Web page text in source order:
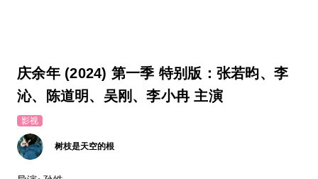
庆余年 (2024) 第一季 特别版：张若昀、李
沁、陈道明、吴刚、李小冉 主演
影视
树枝是天空的根